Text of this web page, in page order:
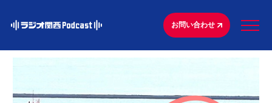
お問い合わせ